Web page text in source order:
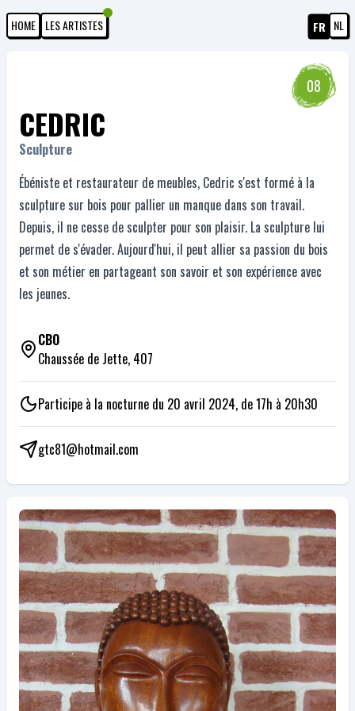
HOME LES ARTISTES FR NL
08
CEDRIC
Sculpture
Ébéniste et restaurateur de meubles, Cedric s'est formé à la
sculpture sur bois pour pallier un manque dans son travail.
Depuis, il ne cesse de sculpter pour son plaisir. La sculpture lui
permet de s'évader. Aujourd'hui, il peut allier sa passion du bois
et son métier en partageant son savoir et son expérience avec
les jeunes.
CBO
Chaussée de Jette, 407
Participe à la nocturne du 20 avril 2024, de 17h à 20h30
gtc81@hotmail.com